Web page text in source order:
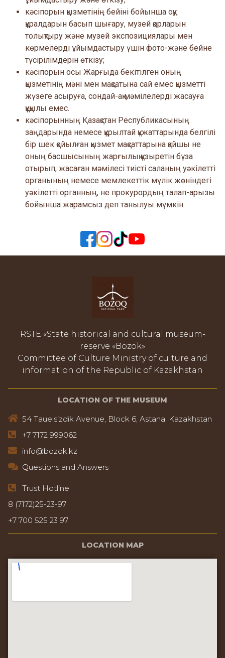
кәсіпорын қызметінің бейіні бойынша оқу
құралдарын басып шығару, музей қорларын
толықтыру және музей экспозициялары мен
көрмелерді ұйымдастыру үшін фото-және бейне
түсірілімдерін өткізу;
кәсiпорын осы Жарғыда бекiтiлген оның
қызметiнiң мәнi мен мақсатына сай емес қызметтi
жүзеге асыруға, сондай-ақ мәмiлелердi жасауға
құқылы емес.
кәсiпорынның Қазақстан Республикасының
заңдарында немесе құрылтай құжаттарында белгiлi
бiр шек қойылған қызмет мақсаттарына қайшы не
оның басшысының жарғылық құзыретiн бұза
отырып, жасаған мәмiлесi тиiстi саланың уәкiлеттi
органының немесе мемлекеттiк мүлiк жөнiндегi
уәкiлеттi органның, не прокурордың талап-арызы
бойынша жарамсыз деп танылуы мүмкiн.
RSTE «State historical and cultural museum-
reserve «Bozok»
Committee of Culture Ministry of culture and
information of the Republic of Kazakhstan
LOCATION OF THE MUSEUM
54 Tauelsizdik Avenue, Block 6, Astana, Kazakhstan
+7 7172 999062
info@bozok.kz
Questions and Answers
Trust Hotline
8 (7172)25-23-97
+7 700 525 23 97
LOCATION MAP